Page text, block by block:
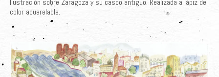
Sobre el Autor
Clientes
Adquiere su Obra
Ilustración sobre Zaragoza y su casco antiguo. Realizada a lápiz de
color acuarelable.